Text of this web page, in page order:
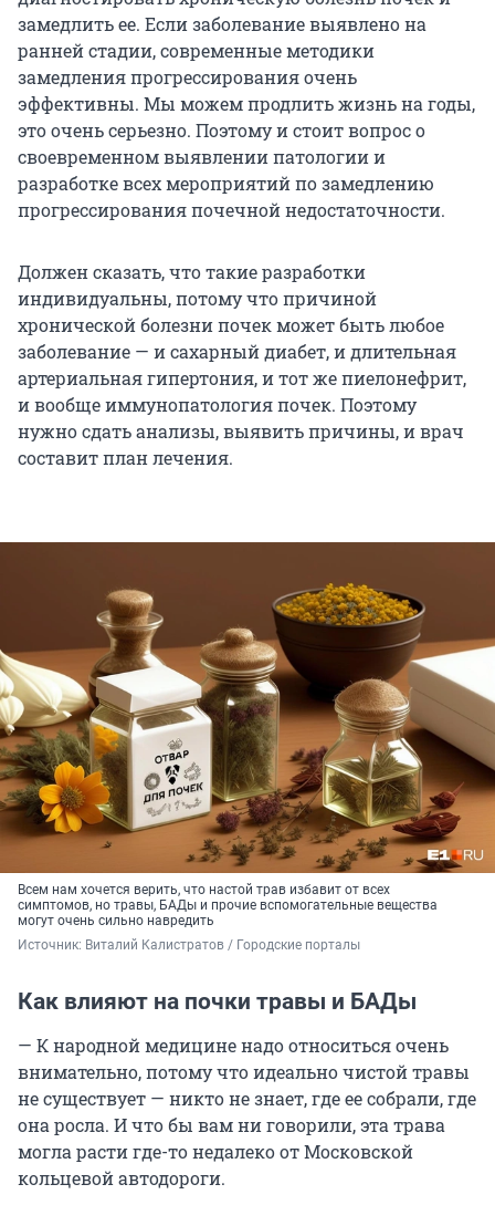
замедлить ее. Если заболевание выявлено на
ранней стадии, современные методики
замедления прогрессирования очень
эффективны. Мы можем продлить жизнь на годы,
это очень серьезно. Поэтому и стоит вопрос о
своевременном выявлении патологии и
разработке всех мероприятий по замедлению
прогрессирования почечной недостаточности.
Должен сказать, что такие разработки
индивидуальны, потому что причиной
хронической болезни почек может быть любое
заболевание — и сахарный диабет, и длительная
артериальная гипертония, и тот же пиелонефрит,
и вообще иммунопатология почек. Поэтому
нужно сдать анализы, выявить причины, и врач
составит план лечения.
Всем нам хочется верить, что настой трав избавит от всех
симптомов, но травы, БАДы и прочие вспомогательные вещества
могут очень сильно навредить
Источник: Виталий Калистратов / Городские порталы
Как влияют на почки травы и БАДы
— К народной медицине надо относиться очень
внимательно, потому что идеально чистой травы
не существует — никто не знает, где ее собрали, где
она росла. И что бы вам ни говорили, эта трава
могла расти где-то недалеко от Московской
кольцевой автодороги.